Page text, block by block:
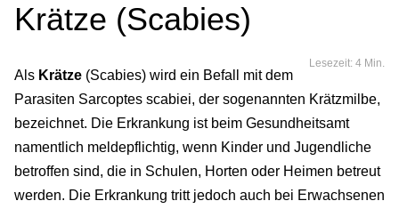
Krätze (Scabies)
Lesezeit: 4 Min.
Als Krätze (Scabies) wird ein Befall mit dem
Parasiten Sarcoptes scabiei, der sogenannten Krätzmilbe,
bezeichnet. Die Erkrankung ist beim Gesundheitsamt
namentlich meldepflichtig, wenn Kinder und Jugendliche
betroffen sind, die in Schulen, Horten oder Heimen betreut
werden. Die Erkrankung tritt jedoch auch bei Erwachsenen